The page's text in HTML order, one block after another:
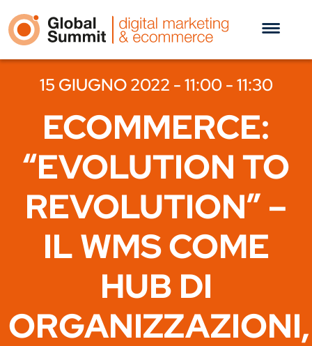
15 GIUGNO 2022 - 11:00 - 11:30
ECOMMERCE:
“EVOLUTION TO
REVOLUTION” –
IL WMS COME
HUB DI
ORGANIZZAZIONI,